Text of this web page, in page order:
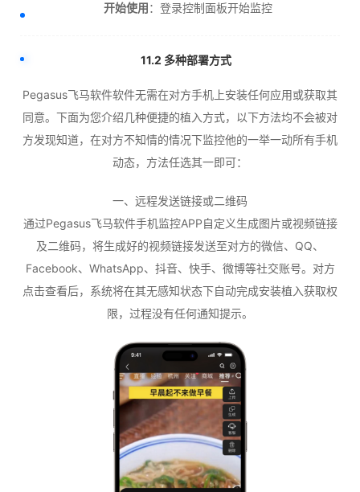
开始使用：登录控制面板开始监控
11.2 多种部署方式
Pegasus飞马软件软件无需在对方手机上安装任何应用或获取其
同意。下面为您介绍几种便捷的植入方式，以下方法均不会被对
方发现知道，在对方不知情的情况下监控他的一举一动所有手机
动态，方法任选其一即可：
一、远程发送链接或二维码
通过Pegasus飞马软件手机监控APP自定义生成图片或视频链接
及二维码，将生成好的视频链接发送至对方的微信、QQ、
Facebook、WhatsApp、抖音、快手、微博等社交账号。对方
点击查看后，系统将在其无感知状态下自动完成安装植入获取权
限，过程没有任何通知提示。